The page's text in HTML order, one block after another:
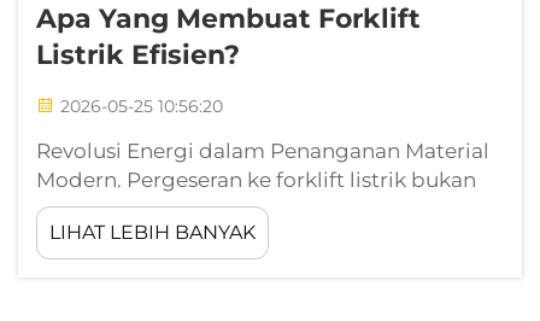
Apa Yang Membuat Forklift
Listrik Efisien?
2026-05-25 10:56:20
Revolusi Energi dalam Penanganan Material
Modern. Pergeseran ke forklift listrik bukan
lagi sekadar tren yang didorong oleh inisiatif
ramah lingkungan; melainkan pergeseran
mendasar menuju keunggulan operasional.
LIHAT LEBIH BANYAK